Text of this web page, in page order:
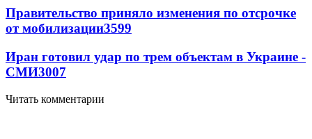
Правительство приняло изменения по отсрочке
от мобилизации3599
Иран готовил удар по трем объектам в Украине -
СМИ3007
Читать комментарии